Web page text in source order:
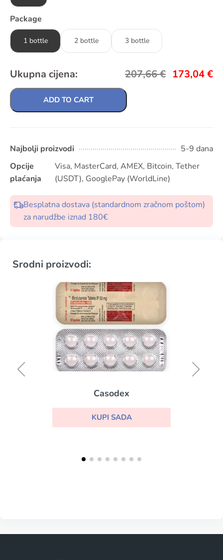
Package
1 bottle 2 bottle 3 bottle
Ukupna cijena: 207,66€ 173,04€
ADD TO CART
Najbolji proizvodi
5-9 dana
Opcije
plaćanja
Visa, MasterCard, AMEX, Bitcoin, Tether
(USDT), GooglePay (WorldLine)
Besplatna dostava (standardnom zračnom poštom)
za narudžbe iznad 180€
Srodni proizvodi:
Casodex
KUPI SADA